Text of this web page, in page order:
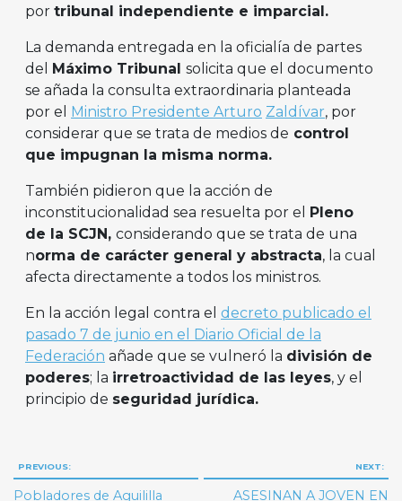
por tribunal independiente e imparcial.
La demanda entregada en la oficialía de partes
del
Máximo Tribunal solicita que el documento
se añada la consulta extraordinaria planteada
por el
Ministro Presidente Arturo Zaldívar, por
considerar que se trata de medios de control
que impugnan la misma norma.
También pidieron que la acción de
inconstitucionalidad sea resuelta por el
Pleno
de la SCJN, considerando que se trata de una
norma de carácter general y abstracta, la cual
afecta directamente a todos los ministros.
En la acción legal contra el decreto publicado el
pasado 7 de junio en el Diario Oficial de la
Federación añade que se vulneró la división de
poderes; la irretroactividad de las leyes, y el
principio de seguridad jurídica.
Navegación
de
PREVIOUS:
Pobladores de Aguililla
NEXT:
ASESINAN A JOVEN EN